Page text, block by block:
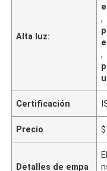
Alta luz:
,
,
Certificación
Precio
Detalles de empa